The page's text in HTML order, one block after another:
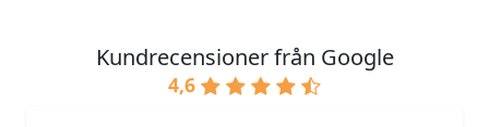
Kundrecensioner från Google
4,6